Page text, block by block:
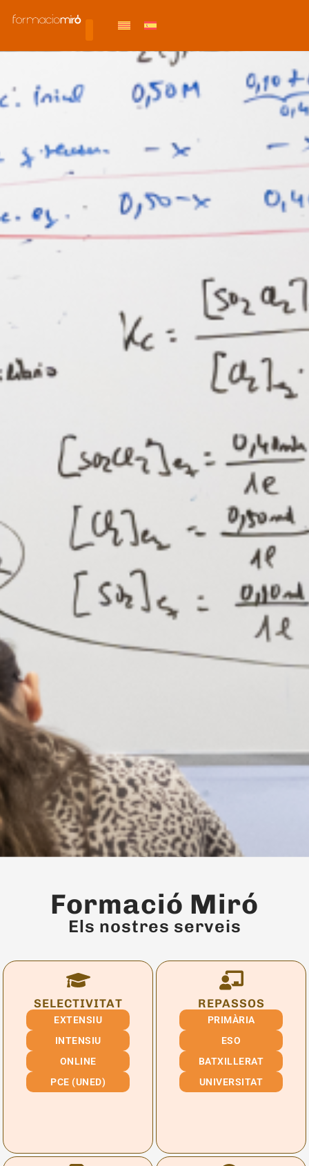
Formació Miró
Els nostres serveis
SELECTIVITAT
EXTENSIU
INTENSIU
ONLINE
PCE (UNED)
REPASSOS
PRIMÀRIA
ESO
BATXILLERAT
UNIVERSITAT